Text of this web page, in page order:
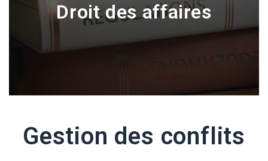
Droit des affaires
Gestion des conflits